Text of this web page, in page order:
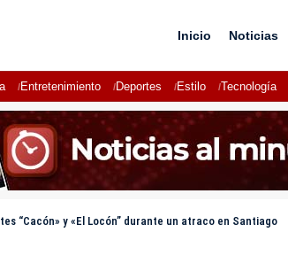
Inicio Noticias
Entretenimiento Deportes Estilo Tecnología
“Cacón» y «El Locón” durante un atraco en Santiago